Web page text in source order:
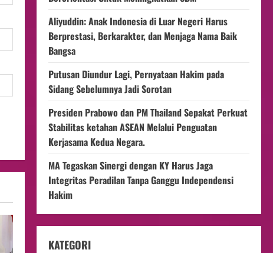
Aliyuddin: Anak Indonesia di Luar Negeri Harus
Berprestasi, Berkarakter, dan Menjaga Nama Baik
Bangsa
Putusan Diundur Lagi, Pernyataan Hakim pada
Sidang Sebelumnya Jadi Sorotan
Presiden Prabowo dan PM Thailand Sepakat Perkuat
Stabilitas ketahan ASEAN Melalui Penguatan
Kerjasama Kedua Negara.
MA Tegaskan Sinergi dengan KY Harus Jaga
Integritas Peradilan Tanpa Ganggu Independensi
Hakim
KATEGORI